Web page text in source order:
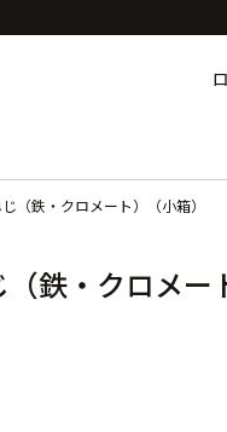
（鉄・クロメート）（小箱）
鉄・クロメー